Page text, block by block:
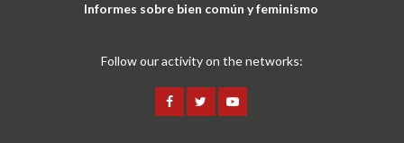
Informes sobre bien común y feminismo
Follow our activity on the networks: